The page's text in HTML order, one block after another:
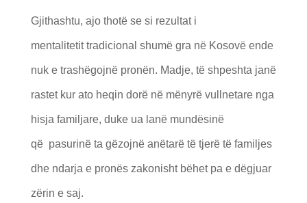
Gjithashtu, ajo thotë se si rezultat i
mentalitetit tradicional shumë gra në Kosovë ende
nuk e trashëgojnë pronën. Madje, të shpeshta janë
rastet kur ato heqin dorë në mënyrë vullnetare nga
hisja familjare, duke ua lanë mundësinë
që pasurinë ta gëzojnë anëtarë të tjerë të familjes
dhe ndarja e pronës zakonisht bëhet pa e dëgjuar
zërin e saj.